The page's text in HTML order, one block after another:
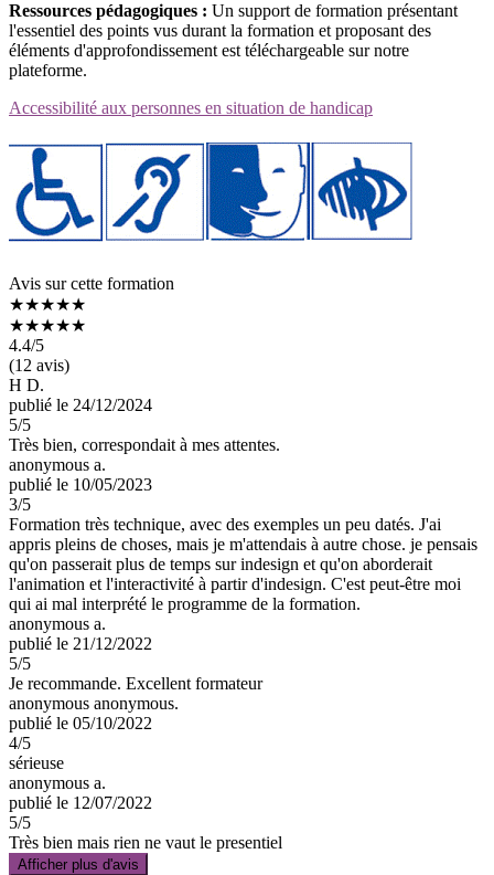
Ressources pédagogiques : Un support de formation présentant
l'essentiel des points vus durant la formation et proposant des
éléments d'approfondissement est téléchargeable sur notre
plateforme.
Accessibilité aux personnes en situation de handicap
Avis sur cette formation
★★★★★
★★★★★
4.4/5
(12 avis)
H D.
publié le 24/12/2024
5/5
Très bien, correspondait à mes attentes.
anonymous a.
publié le 10/05/2023
3/5
Formation très technique, avec des exemples un peu datés. J'ai
appris pleins de choses, mais je m'attendais à autre chose. je pensais
qu'on passerait plus de temps sur indesign et qu'on aborderait
l'animation et l'interactivité à partir d'indesign. C'est peut-être moi
qui ai mal interprété le programme de la formation.
anonymous a.
publié le 21/12/2022
5/5
Je recommande. Excellent formateur
anonymous anonymous.
publié le 05/10/2022
4/5
sérieuse
anonymous a.
publié le 12/07/2022
5/5
Très bien mais rien ne vaut le presentiel
Afficher plus d'avis